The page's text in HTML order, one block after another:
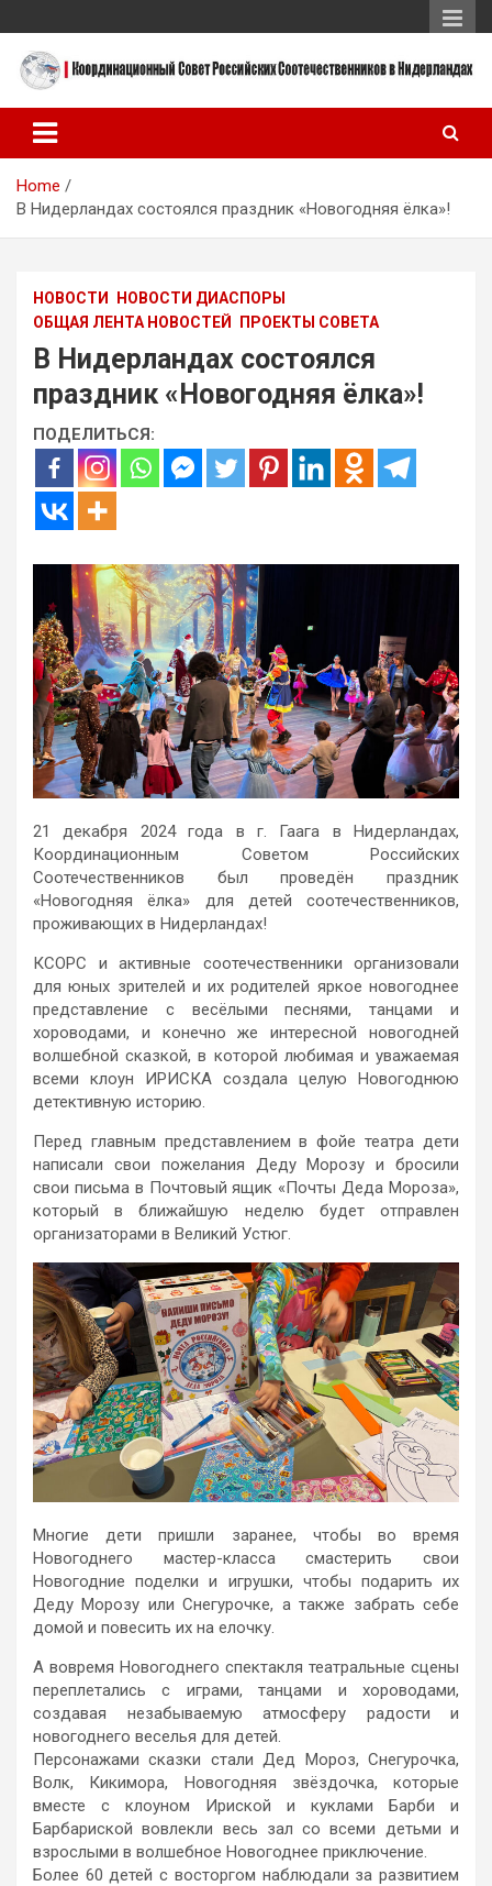
to
content
Координационный Совет
Российских
Соотечественников в
Нидерландах
Нидерландах
Home
В Нидерландах состоялся праздник «Новогодняя ёлка»!
НОВОСТИ
НОВОСТИ ДИАСПОРЫ
ОБЩАЯ ЛЕНТА НОВОСТЕЙ
ПРОЕКТЫ СОВЕТА
В Нидерландах состоялся
праздник «Новогодняя ёлка»!
ПОДЕЛИТЬСЯ:
21 декабря 2024 года в г. Гаага в Нидерландах,
Координационным Советом Российских
Соотечественников был проведён праздник
«Новогодняя ёлка» для детей соотечественников,
проживающих в Нидерландах!
КСОРС и активные соотечественники организовали
для юных зрителей и их родителей яркое новогоднее
представление с весёлыми песнями, танцами и
хороводами, и конечно же интересной новогодней
волшебной сказкой, в которой любимая и уважаемая
всеми клоун ИРИСКА создала целую Новогоднюю
детективную историю.
Перед главным представлением в фойе театра дети
написали свои пожелания Деду Морозу и бросили
свои письма в Почтовый ящик «Почты Деда Мороза»,
который в ближайшую неделю будет отправлен
организаторами в Великий Устюг.
Многие дети пришли заранее, чтобы во время
Новогоднего мастер-класса смастерить свои
Новогодние поделки и игрушки, чтобы подарить их
Деду Морозу или Снегурочке, а также забрать себе
домой и повесить их на елочку.
А вовремя Новогоднего спектакля театральные сцены
переплетались с играми, танцами и хороводами,
создавая незабываемую атмосферу радости и
новогоднего веселья для детей.
Персонажами сказки стали Дед Мороз, Снегурочка,
Волк, Кикимора, Новогодняя звёздочка, которые
вместе с клоуном Ириской и куклами Барби и
Барбариской вовлекли весь зал со всеми детьми и
взрослыми в волшебное Новогоднее приключение.
Более 60 детей с восторгом наблюдали за развитием